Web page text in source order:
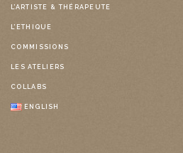
L’ARTISTE & THÉRAPEUTE
L’ETHIQUE
COMMISSIONS
LES ATELIERS
COLLABS
ENGLISH